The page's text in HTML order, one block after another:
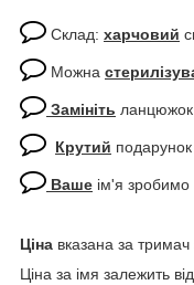
Склад: харчовий
Можна
Замініть ланцюжок
Крутий
Ваше ім'я зробимо
Ціна вказана за тримач
Ціна за імя залежить